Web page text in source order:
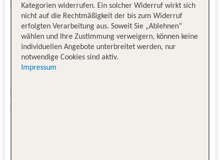
Kategorien widerrufen. Ein solcher Widerruf wirkt sich
nicht auf die Rechtmäßigkeit der bis zum Widerruf
erfolgten Verarbeitung aus. Soweit Sie „Ablehnen“
wählen und Ihre Zustimmung verweigern, können keine
individuellen Angebote unterbreitet werden, nur
notwendige Cookies sind aktiv.
Impressum